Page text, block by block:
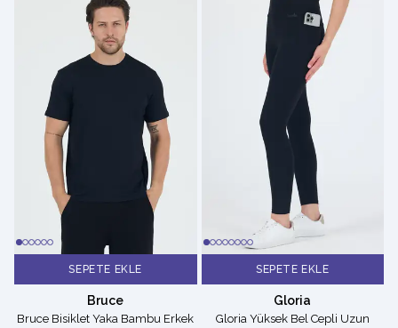
SEPETE EKLE
Bruce
Bruce Bisiklet Yaka Bambu Erkek
SEPETE EKLE
Gloria
Gloria Yüksek Bel Cepli Uzun